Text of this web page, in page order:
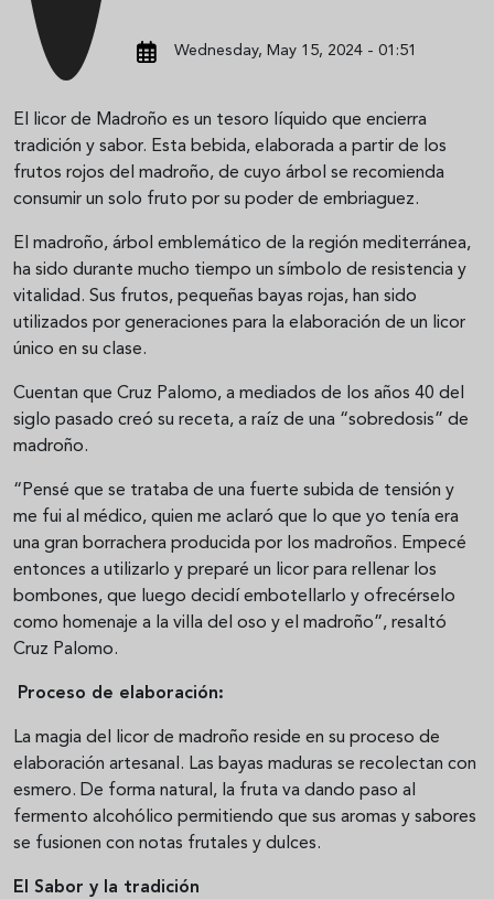
Wednesday, May 15, 2024 - 01:51
El licor de Madroño es un tesoro líquido que encierra
tradición y sabor. Esta bebida, elaborada a partir de los
frutos rojos del madroño, de cuyo árbol se recomienda
consumir un solo fruto por su poder de embriaguez.
El madroño, árbol emblemático de la región mediterránea,
ha sido durante mucho tiempo un símbolo de resistencia y
vitalidad. Sus frutos, pequeñas bayas rojas, han sido
utilizados por generaciones para la elaboración de un licor
único en su clase.
Cuentan que Cruz Palomo, a mediados de los años 40 del
siglo pasado creó su receta, a raíz de una “sobredosis” de
madroño.
“Pensé que se trataba de una fuerte subida de tensión y
me fui al médico, quien me aclaró que lo que yo tenía era
una gran borrachera producida por los madroños. Empecé
entonces a utilizarlo y preparé un licor para rellenar los
bombones, que luego decidí embotellarlo y ofrecérselo
como homenaje a la villa del oso y el madroño”, resaltó
Cruz Palomo.
Proceso de elaboración:
La magia del licor de madroño reside en su proceso de
elaboración artesanal. Las bayas maduras se recolectan con
esmero. De forma natural, la fruta va dando paso al
fermento alcohólico permitiendo que sus aromas y sabores
se fusionen con notas frutales y dulces.
El Sabor y la tradición